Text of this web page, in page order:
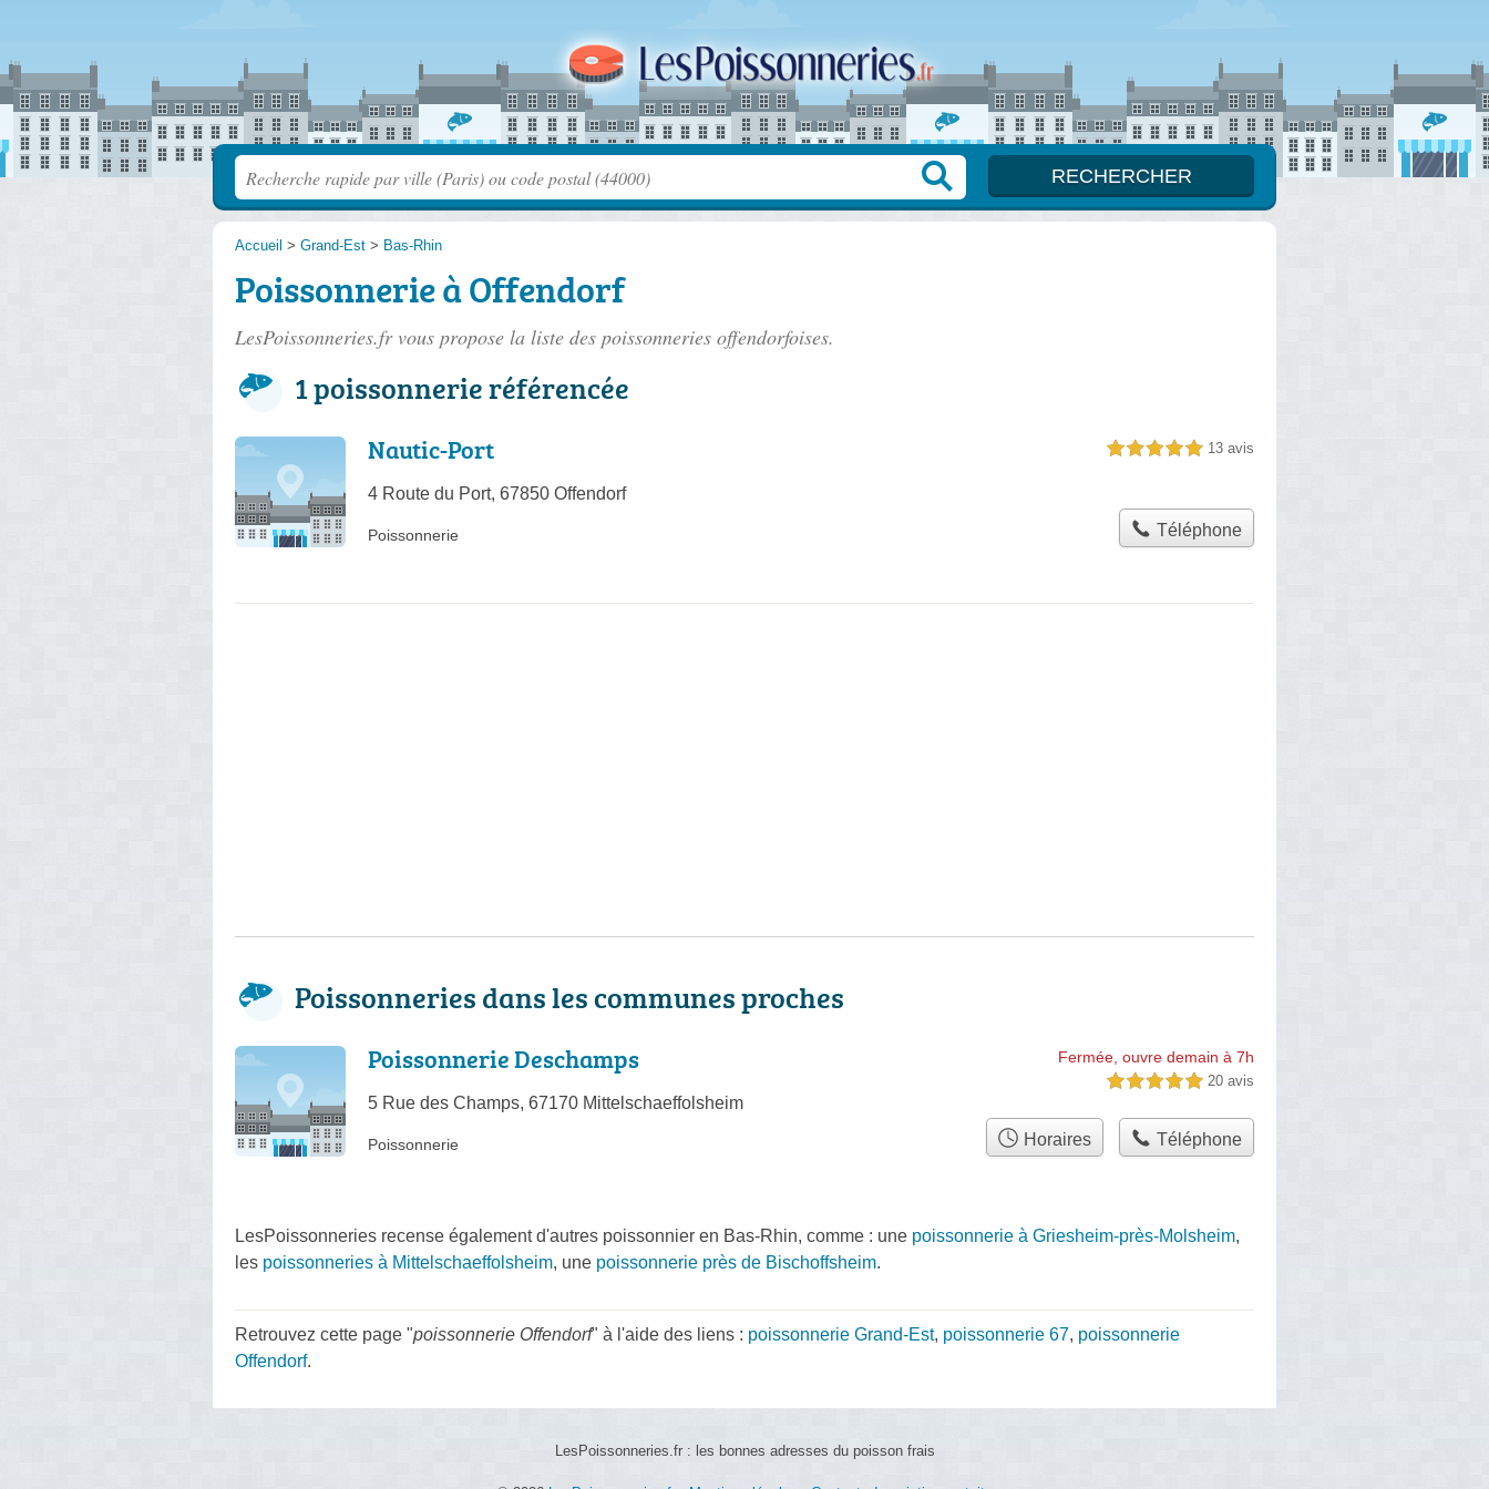
Accueil > Grand-Est > Bas-Rhin
Poissonnerie à Offendorf
LesPoissonneries.fr vous propose la liste des poissonneries offendorfoises.
1 poissonnerie référencée
Nautic-Port
4 Route du Port, 67850 Offendorf
5,0 étoiles sur 5 13 avis
Poissonnerie Téléphone
Poissonneries dans les communes proches
Poissonnerie Deschamps
5 Rue des Champs, 67170 Mittelschaeffolsheim
Fermée, ouvre demain à 7h
5,0 étoiles sur 5 20 avis
Poissonnerie Horaires Téléphone
LesPoissonneries recense également d'autres poissonnier en Bas-Rhin, comme : une poissonnerie à Griesheim-près-Molsheim,
les poissonneries à Mittelschaeffolsheim, une poissonnerie près de Bischoffsheim.
Retrouvez cette page "poissonnerie Offendorf" à l'aide des liens : poissonnerie Grand-Est, poissonnerie 67, poissonnerie
Offendorf.
LesPoissonneries.fr : les bonnes adresses du poisson frais